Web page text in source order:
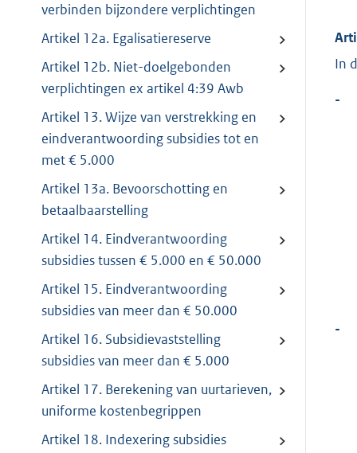
verbinden bijzondere verplichtingen
Artikel 12a. Egalisatiereserve
Artikel 12b. Niet-doelgebonden
verplichtingen ex artikel 4:39 Awb
Artikel 13. Wijze van verstrekking en
eindverantwoording subsidies tot en
met € 5.000
Artikel 13a. Bevoorschotting en
betaalbaarstelling
Artikel 14. Eindverantwoording
subsidies tussen € 5.000 en € 50.000
Artikel 15. Eindverantwoording
subsidies van meer dan € 50.000
Artikel 16. Subsidievaststelling
subsidies van meer dan € 5.000
Artikel 17. Berekening van uurtarieven,
uniforme kostenbegrippen
Artikel 18. Indexering subsidies
In
-
-